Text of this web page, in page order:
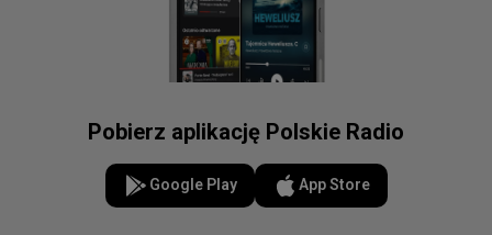
Pobierz aplikację Polskie Radio
Google Play App Store